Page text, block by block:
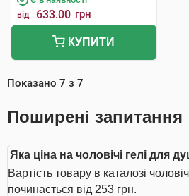
від 633.00 грн
КУПИТИ
Показано 7 з 7
Поширені запитання
Яка ціна на чоловічі гелі для
Вартість товару в каталозі
починається від 253 грн.